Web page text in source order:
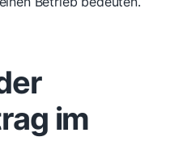
im